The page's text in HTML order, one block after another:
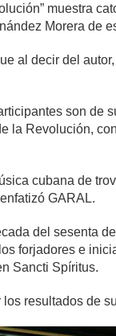
muestra
Morera de
al decir del
son de
la Revolución,
cubana de
GARAL.
del sesenta
forjadores e
Sancti Spíritus.
resultados de